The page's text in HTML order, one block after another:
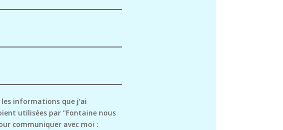
les informations que j'ai
utilisées par "Fontaine nous
communiquer avec moi :